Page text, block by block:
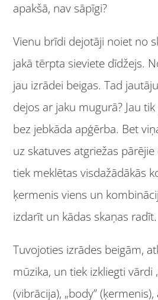
apakšā, nav sāpīgi?
Vienu brīdi dejotāji noiet no
jakā tērpta sieviete dīdžejs.
jau izrādei beigas. Tad
dejos ar jaku mugurā? Jau
bez jebkāda apģērba. Bet
uz skatuves atgriežas
tiek meklētas visdažādākās
ķermenis viens un
izdarīt un kādas skaņas radīt.
Tuvojoties izrādes beigām,
mūzika, un tiek izkliegti vārdi
(vibrācija), „body”